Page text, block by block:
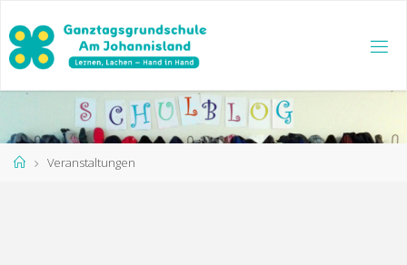
Inhalt
springen
StartVeranstaltungen